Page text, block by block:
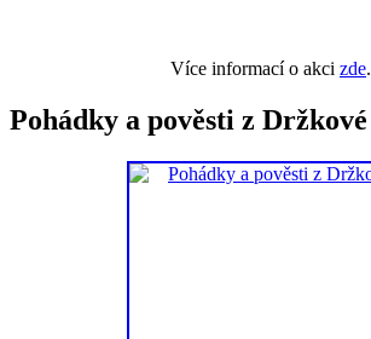
Více informací o akci zde.
Pohádky a pověsti z Držkové